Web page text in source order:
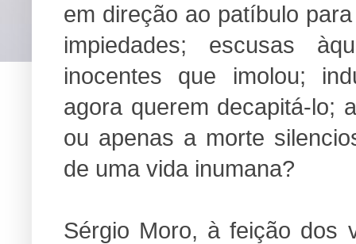
em direção ao patíbulo
impiedades; escusas
inocentes que imolou;
agora querem decapitá-lo;
ou apenas a morte
de uma vida inumana?
Sérgio Moro, à feição dos